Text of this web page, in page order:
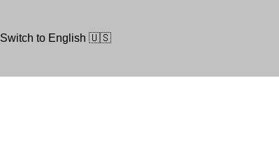
Switch to English 🇺🇸